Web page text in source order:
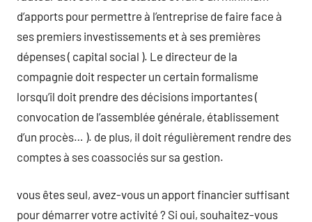
d’apports pour permettre à l’entreprise de faire face à
ses premiers investissements et à ses premières
dépenses ( capital social ). Le directeur de la
compagnie doit respecter un certain formalisme
lorsqu’il doit prendre des décisions importantes (
convocation de l’assemblée générale, établissement
d’un procès… ). de plus, il doit régulièrement rendre des
comptes à ses coassociés sur sa gestion.
vous êtes seul, avez-vous un apport financier suffisant
pour démarrer votre activité ? Si oui, souhaitez-vous